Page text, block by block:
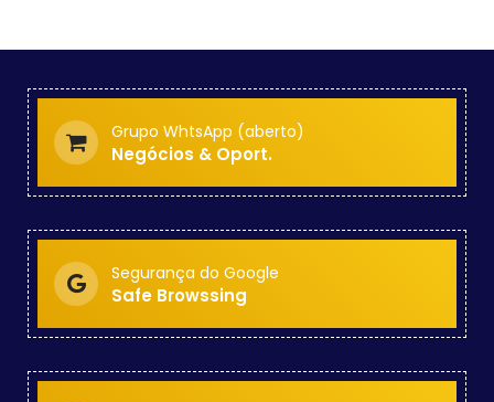
Grupo WhtsApp (aberto)
Negócios & Oport.
Segurança do Google
Safe Browssing